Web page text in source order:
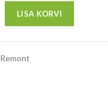
LISA KORVI
Remont